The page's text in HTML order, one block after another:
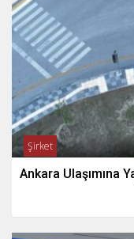
Şirket
Ankara Ulaşımına